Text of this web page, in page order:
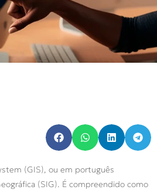
(GIS), ou em português
(SIG). É compreendido como